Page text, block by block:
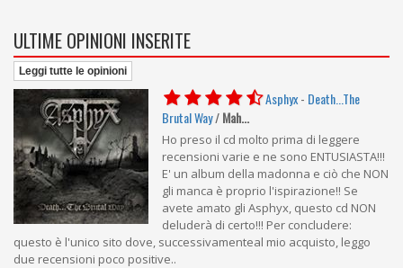
ULTIME OPINIONI INSERITE
Leggi tutte le opinioni
Asphyx- Death...The
Brutal Way/Mah...
Ho preso il cd molto prima di leggere
recensioni varie e ne sono ENTUSIASTA!!!
E' un album della madonna e ciò che NON
gli manca è proprio l'ispirazione!! Se
avete amato gli Asphyx, questo cd NON
deluderà di certo!!! Per concludere:
questo è l'unico sito dove, successivamenteal mio acquisto, leggo
due recensioni poco positive..